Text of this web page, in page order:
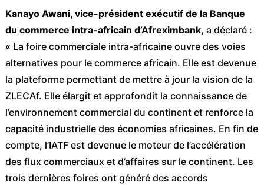
Kanayo Awani, vice-président exécutif de la Banque
du commerce intra-africain d’Afreximbank, a déclaré :
« La foire commerciale intra-africaine ouvre des voies
alternatives pour le commerce africain. Elle est devenue
la plateforme permettant de mettre à jour la vision de la
ZLECAf. Elle élargit et approfondit la connaissance de
l’environnement commercial du continent et renforce la
capacité industrielle des économies africaines. En fin de
compte, l’IATF est devenue le moteur de l’accélération
des flux commerciaux et d’affaires sur le continent. Les
trois dernières foires ont généré des accords